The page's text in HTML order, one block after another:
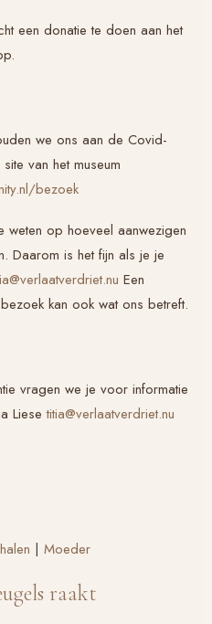
een donatie te doen aan het
we ons aan de Covid-
van het museum
bezoek
op hoeveel aanwezigen
Daarom is het fijn als je je
Een
kan ook wat ons betreft.
vragen we je voor informatie
Liesetitia@verlaatverdriet.nu
| Moeder
raakt